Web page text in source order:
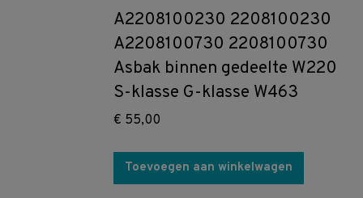
A2208100230 2208100230
A2208100730 2208100730
Asbak binnen gedeelte W220
S-klasse G-klasse W463
€ 55,00
Toevoegen aan winkelwagen